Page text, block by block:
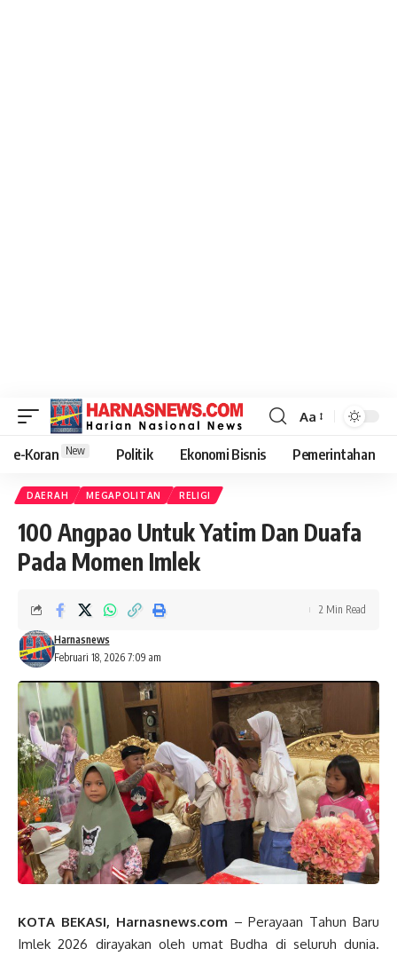
Aa
e-Koran New Politik Ekonomi Bisnis Pemerintahan
DAERAH MEGAPOLITAN RELIGI
100 Angpao Untuk Yatim Dan Duafa
Pada Momen Imlek
Februari 18, 2026 7:09 am
Harnasnews
2 Min Read
KOTA BEKASI, Harnasnews.com – Perayaan Tahun Baru
Imlek 2026 dirayakan oleh umat Budha di seluruh dunia.